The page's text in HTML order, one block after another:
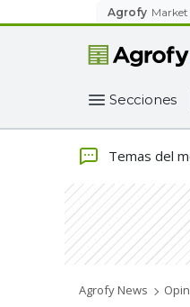
Agrofy Market
Secciones
Temas del
Agrofy News